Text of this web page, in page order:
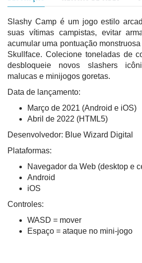
Slashy Camp é um jogo estilo
suas vítimas campistas, evitar
acumular uma pontuação
Skullface. Colecione toneladas de
desbloqueie novos slashers
malucas e minijogos goretas.
Data de lançamento:
Março de 2021 (Android e iOS)
Abril de 2022 (HTML5)
Desenvolvedor: Blue Wizard Digital
Plataformas:
Navegador da Web (desktop e
Android
iOS
Controles:
WASD = mover
Espaço = ataque no mini-jogo